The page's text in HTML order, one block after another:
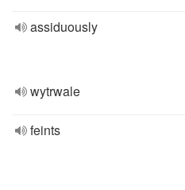
assiduously
wytrwale
feints